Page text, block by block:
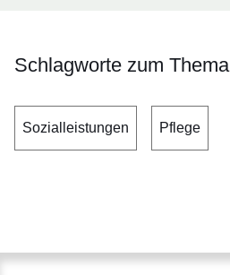
Schlagworte zum Thema
Sozialleistungen Pflege